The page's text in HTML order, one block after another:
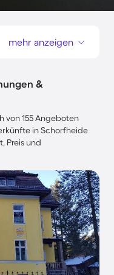
mehr anzeigen
&
von 155 Angeboten
in Schorfheide
Preis und